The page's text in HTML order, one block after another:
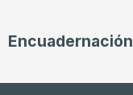
Encuadernación